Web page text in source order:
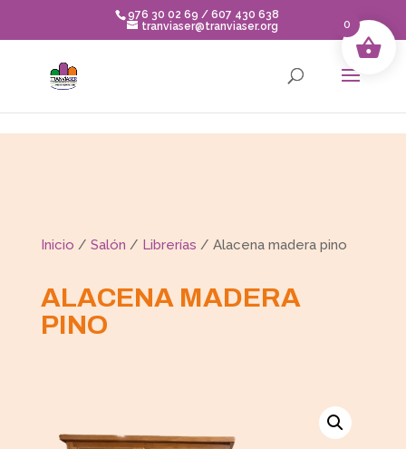
976 30 02 69 / 607 430 638
tranviaser@tranviaser.org
Inicio / Salón / Librerías / Alacena madera pino
ALACENA MADERA
PINO
0